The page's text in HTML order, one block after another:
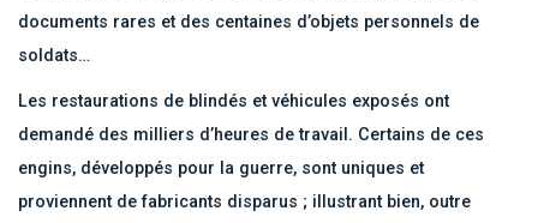
documents rares et des centaines d’objets personnels de
soldats…
Les restaurations de blindés et véhicules exposés ont
demandé des milliers d’heures de travail. Certains de ces
engins, développés pour la guerre, sont uniques et
proviennent de fabricants disparus ; illustrant bien, outre